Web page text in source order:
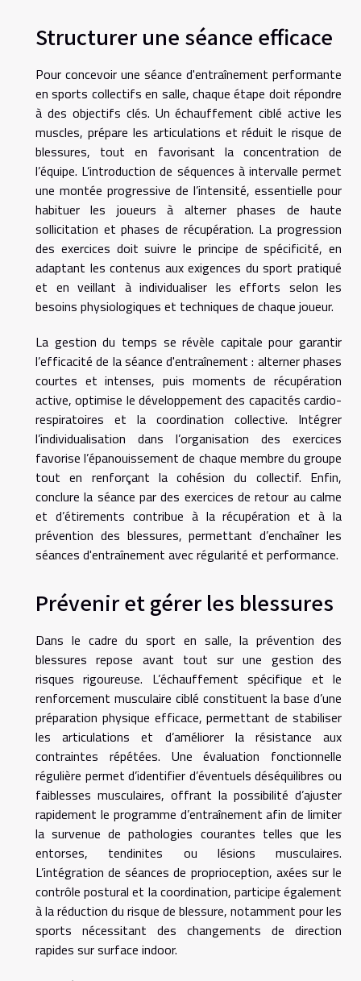
Structurer une séance efficace
Pour concevoir une séance d'entraînement performante
en sports collectifs en salle, chaque étape doit répondre
à des objectifs clés. Un échauffement ciblé active les
muscles, prépare les articulations et réduit le risque de
blessures, tout en favorisant la concentration de
l’équipe. L’introduction de séquences à intervalle permet
une montée progressive de l’intensité, essentielle pour
habituer les joueurs à alterner phases de haute
sollicitation et phases de récupération. La progression
des exercices doit suivre le principe de spécificité, en
adaptant les contenus aux exigences du sport pratiqué
et en veillant à individualiser les efforts selon les
besoins physiologiques et techniques de chaque joueur.
La gestion du temps se révèle capitale pour garantir
l’efficacité de la séance d'entraînement : alterner phases
courtes et intenses, puis moments de récupération
active, optimise le développement des capacités cardio-
respiratoires et la coordination collective. Intégrer
l’individualisation dans l’organisation des exercices
favorise l’épanouissement de chaque membre du groupe
tout en renforçant la cohésion du collectif. Enfin,
conclure la séance par des exercices de retour au calme
et d’étirements contribue à la récupération et à la
prévention des blessures, permettant d’enchaîner les
séances d'entraînement avec régularité et performance.
Prévenir et gérer les blessures
Dans le cadre du sport en salle, la prévention des
blessures repose avant tout sur une gestion des
risques rigoureuse. L’échauffement spécifique et le
renforcement musculaire ciblé constituent la base d’une
préparation physique efficace, permettant de stabiliser
les articulations et d’améliorer la résistance aux
contraintes répétées. Une évaluation fonctionnelle
régulière permet d’identifier d’éventuels déséquilibres ou
faiblesses musculaires, offrant la possibilité d’ajuster
rapidement le programme d’entraînement afin de limiter
la survenue de pathologies courantes telles que les
entorses, tendinites ou lésions musculaires.
L’intégration de séances de proprioception, axées sur le
contrôle postural et la coordination, participe également
à la réduction du risque de blessure, notamment pour les
sports nécessitant des changements de direction
rapides sur surface indoor.